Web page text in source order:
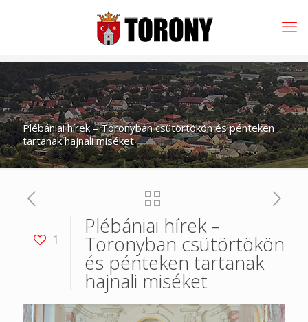
Plébániai hírek – Toronyban csütörtökön és pénteken
tartanak hajnali miséket
1
Plébániai hírek –
Toronyban csütörtökön
és pénteken tartanak
hajnali miséket